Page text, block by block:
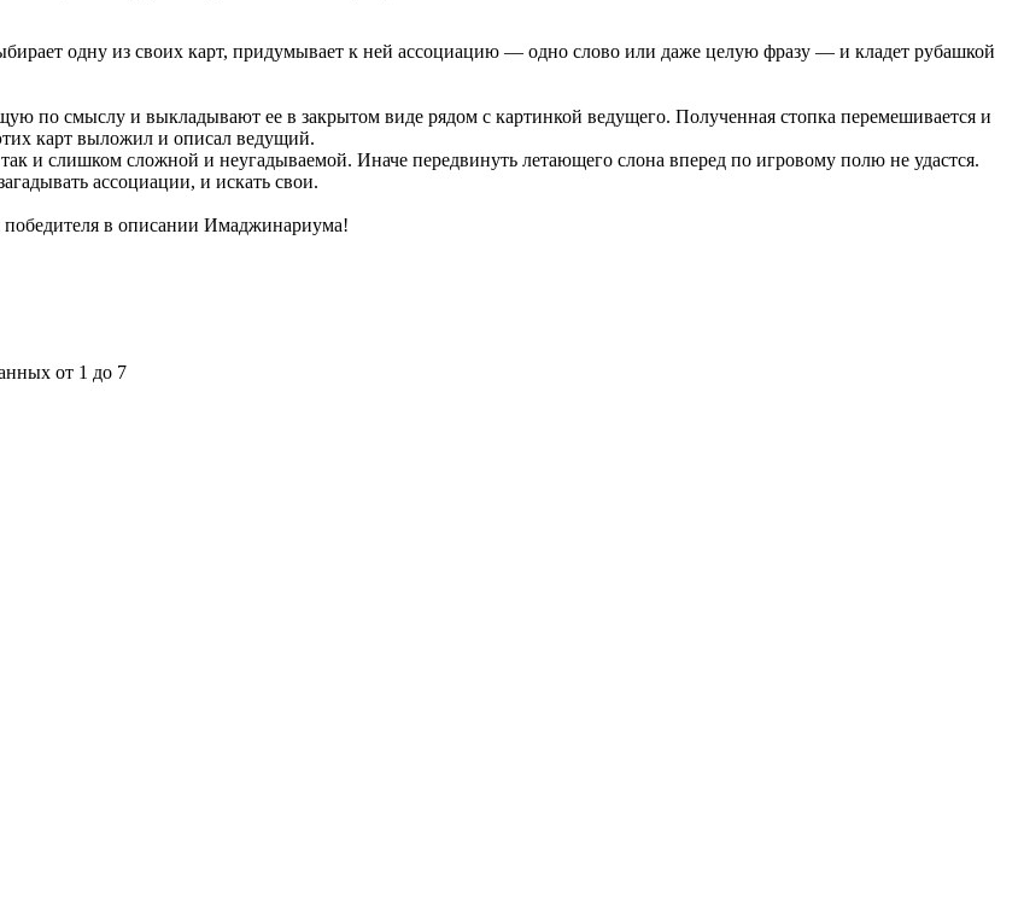
одну из своих карт, придумывает к ней ассоциацию — одно слово или даже целую фразу — и кладет рубашкой
по смыслу и выкладывают ее в закрытом виде рядом с картинкой ведущего. Полученная стопка перемешивается и
карт выложил и описал ведущий.
и слишком сложной и неугадываемой. Иначе передвинуть летающего слона вперед по игровому полю не удастся.
ассоциации, и искать свои.
победителя в описании Имаджинариума!
от 1 до 7